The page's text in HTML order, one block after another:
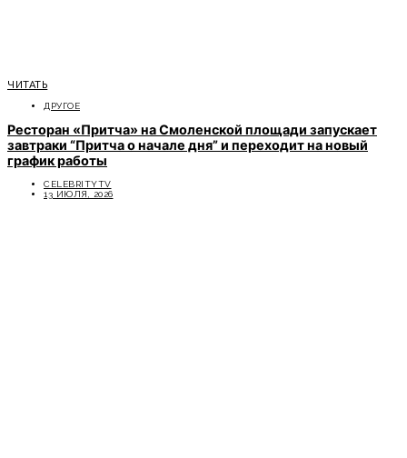
ЧИТАТЬ
ДРУГОЕ
Ресторан «Притча» на Смоленской площади запускает
завтраки “Притча о начале дня” и переходит на новый
график работы
CELEBRITYTV
13 ИЮЛЯ, 2026